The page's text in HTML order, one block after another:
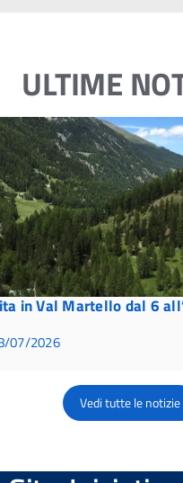
ULTIME
in Val Martello dal 6
07/2026
Vedi tutte le notizie